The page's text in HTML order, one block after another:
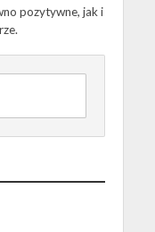
pozytywne, jak i